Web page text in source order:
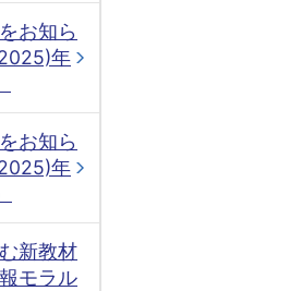
お知ら
年
お知ら
年
新教材
モラル